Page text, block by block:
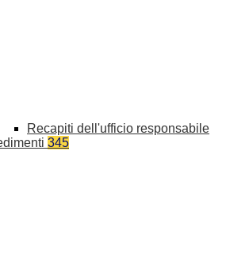
Recapiti dell'ufficio responsabile
345